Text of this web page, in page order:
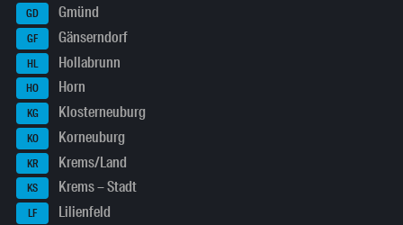
GD Gmünd
GF Gänserndorf
HL Hollabrunn
HO Horn
KG Klosterneuburg
KO Korneuburg
KR Krems/Land
KS Krems – Stadt
LF Lilienfeld